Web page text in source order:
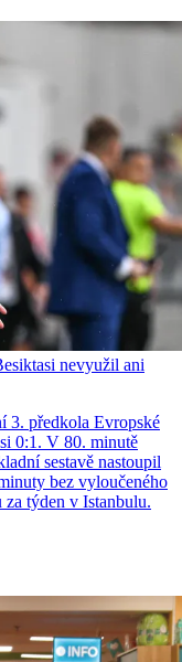
nevyužil ani
3. předkola Evropské
0:1. V 80. minutě
sestavě nastoupil
bez vyloučeného
za týden v Istanbulu.